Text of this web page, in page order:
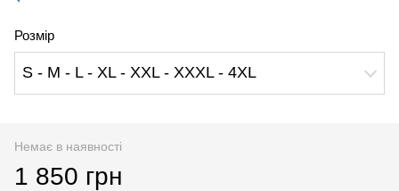
Розмір
S - M - L - XL - XXL - XXXL - 4XL
Немає в наявності
1 850 грн